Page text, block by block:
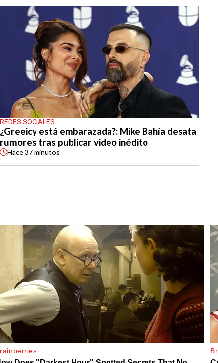
REDES SOCIALES
¿Greeicy está embarazada?: Mike Bahía desata
rumores tras publicar video inédito
Hace37 minutos